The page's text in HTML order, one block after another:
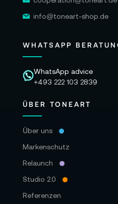
info@toneart-shop.de
WHATSAPP
WhatsApp advice
+493 222 103 2839
ÜBER TONEART
Über uns
Markenschutz
Relaunch
Studio 2.0
Referenzen